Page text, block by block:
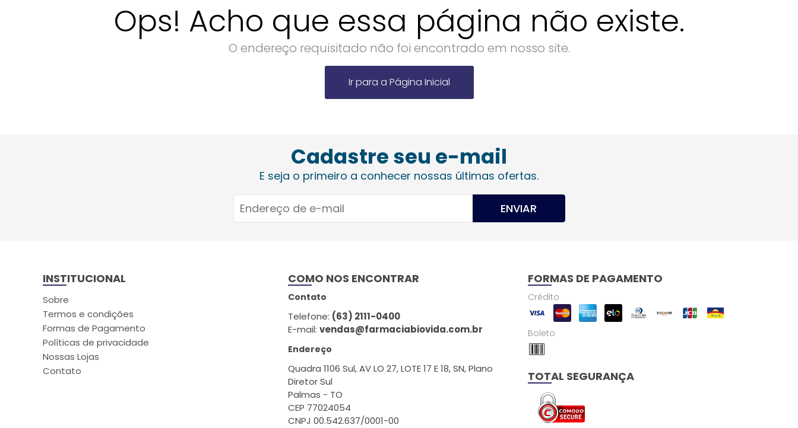
Ops! Acho que essa página não existe.
O endereço requisitado não foi encontrado em nosso site.
Ir para a Página Inicial
Cadastre seu e-mail
E seja o primeiro a conhecer nossas últimas ofertas.
ENVIAR
INSTITUCIONAL
Sobre
Termos e condições
Formas de Pagamento
Políticas de privacidade
Nossas Lojas
Contato
COMO NOS ENCONTRAR
Contato
Telefone: (63) 2111-0400
E-mail:vendas@farmaciabiovida.com.br
Endereço
Quadra 1106 Sul, AV LO 27, LOTE 17 E 18, SN, Plano
Diretor Sul
Palmas - TO
CEP 77024054
CNPJ 00.542.637/0001-00
FORMAS DE PAGAMENTO
Crédito
Boleto
TOTAL SEGURANÇA